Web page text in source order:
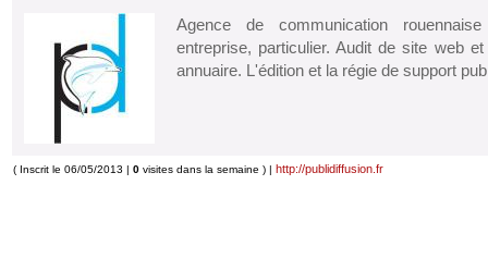
Agence de communication
entreprise, particulier. Audit de site web
annuaire. L'édition et la régie de support
( Inscrit le 06/05/2013 | 0 visites dans la semaine ) | http://publidiffusion.fr